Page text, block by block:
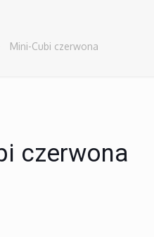
Mini-Cubi czerwona
czerwona